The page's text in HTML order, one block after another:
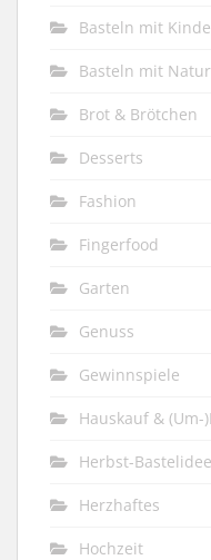
Basteln mit
Basteln mit
Brot & Brötchen
Desserts
Fashion
Fingerfood
Garten
Genuss
Gewinnspiele
Hauskauf & (Um-
Herbst-
Herzhaftes
Hochzeit